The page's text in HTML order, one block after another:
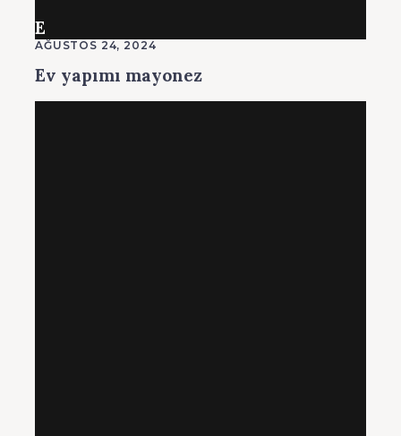
E
AĞUSTOS 24, 2024
Ev yapımı mayonez